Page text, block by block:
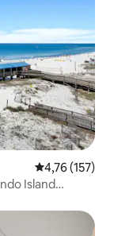
Note
4,76 (157)
Island